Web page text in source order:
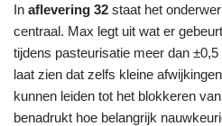
In aflevering 32 staat het
centraal. Max legt uit wat er
tijdens pasteurisatie meer dan
laat zien dat zelfs kleine
kunnen leiden tot het blokkeren
benadrukt hoe belangrijk